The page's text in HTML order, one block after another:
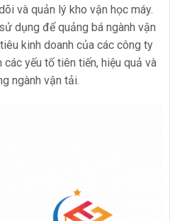
và quản lý kho vận học máy.
dụng để quảng bá ngành vận
kinh doanh của các công ty
yếu tố tiên tiến, hiệu quả và
ngành vận tải.